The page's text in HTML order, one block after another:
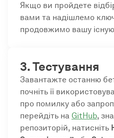
Якщо ви пройдете
вами та надішлемо ключ
продовжимо вашу
3. Тестування
Завантажте останню
почніть її
про помилку або
перейдіть на GitHub,
репозиторій, натисніть